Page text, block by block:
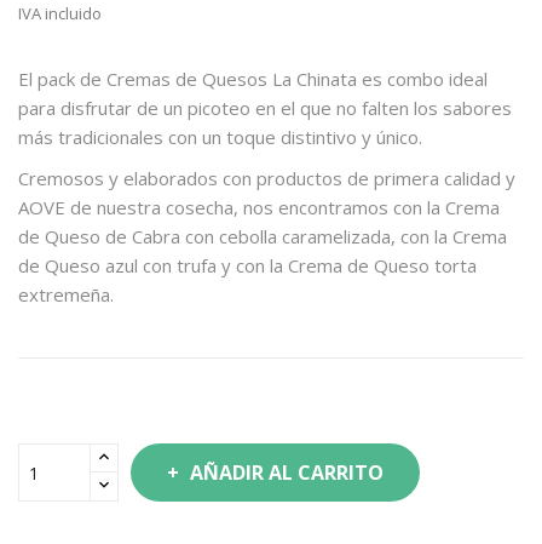
IVA incluido
El pack de Cremas de Quesos La Chinata es combo ideal
para disfrutar de un picoteo en el que no falten los sabores
más tradicionales con un toque distintivo y único.
Cremosos y elaborados con productos de primera calidad y
AOVE de nuestra cosecha, nos encontramos con la Crema
de Queso de Cabra con cebolla caramelizada, con la Crema
de Queso azul con trufa y con la Crema de Queso torta
extremeña.
AÑADIR AL CARRITO